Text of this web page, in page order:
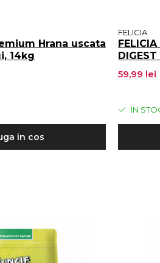
Hrana uscata
14kg
in cos
FELICIA
59,99 lei
IN